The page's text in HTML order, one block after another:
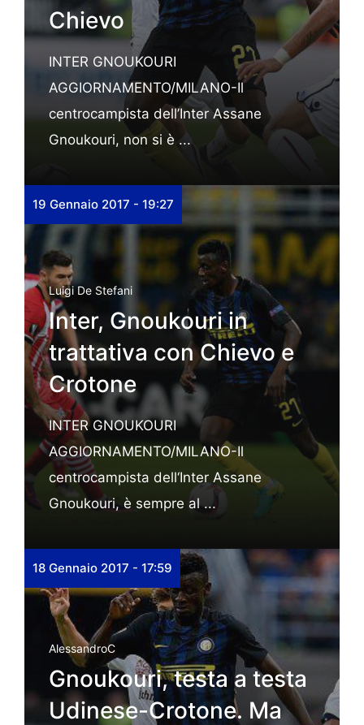
Chievo
INTER GNOUKOURI
AGGIORNAMENTO/MILANO-Il
centrocampista dell’Inter Assane
Gnoukouri, non si è ...
19 Gennaio 2017 - 19:27
Luigi De Stefani
Inter, Gnoukouri in
trattativa con Chievo e
Crotone
INTER GNOUKOURI
AGGIORNAMENTO/MILANO-Il
centrocampista dell‘Inter Assane
Gnoukouri, è sempre al ...
18 Gennaio 2017 - 17:59
AlessandroC
Gnoukouri, testa a testa
Udinese-Crotone. Ma